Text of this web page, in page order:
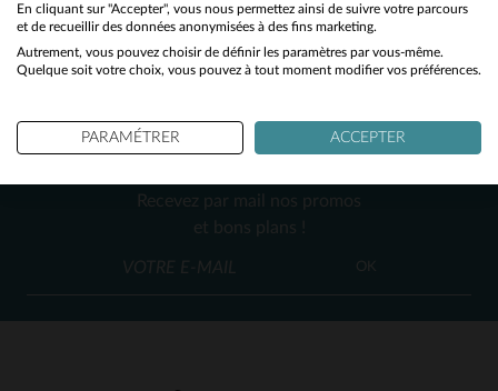
43 45
Recevez par mail nos promos
et bons plans !
OK
No
Yes
En cliquant sur "Accepter", vous nous permettez ainsi de suivre votre parcours
et de recueillir des données anonymisées à des fins marketing.
Autrement, vous pouvez choisir de définir les paramètres par vous-même.
Quelque soit votre choix, vous pouvez à tout moment modifier vos préférences.
PARAMÉTRER ACCEPTER